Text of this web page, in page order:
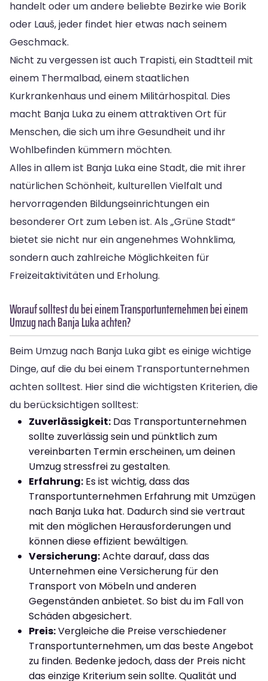
handelt oder um andere beliebte Bezirke wie Borik
oder Lauš, jeder findet hier etwas nach seinem
Geschmack.
Nicht zu vergessen ist auch Trapisti, ein Stadtteil mit
einem Thermalbad, einem staatlichen
Kurkrankenhaus und einem Militärhospital. Dies
macht Banja Luka zu einem attraktiven Ort für
Menschen, die sich um ihre Gesundheit und ihr
Wohlbefinden kümmern möchten.
Alles in allem ist Banja Luka eine Stadt, die mit ihrer
natürlichen Schönheit, kulturellen Vielfalt und
hervorragenden Bildungseinrichtungen ein
besonderer Ort zum Leben ist. Als „Grüne Stadt“
bietet sie nicht nur ein angenehmes Wohnklima,
sondern auch zahlreiche Möglichkeiten für
Freizeitaktivitäten und Erholung.
Worauf solltest du bei einem Transportunternehmen bei einem
Umzug nach Banja Luka achten?
Beim Umzug nach Banja Luka gibt es einige wichtige
Dinge, auf die du bei einem Transportunternehmen
achten solltest. Hier sind die wichtigsten Kriterien, die
du berücksichtigen solltest:
Zuverlässigkeit: Das Transportunternehmen
sollte zuverlässig sein und pünktlich zum
vereinbarten Termin erscheinen, um deinen
Umzug stressfrei zu gestalten.
Erfahrung: Es ist wichtig, dass das
Transportunternehmen Erfahrung mit Umzügen
nach Banja Luka hat. Dadurch sind sie vertraut
mit den möglichen Herausforderungen und
können diese effizient bewältigen.
Versicherung:Achte darauf, dass das
Unternehmen eine Versicherung für den
Transport von Möbeln und anderen
Gegenständen anbietet. So bist du im Fall von
Schäden abgesichert.
Preis:Vergleiche die Preise verschiedener
Transportunternehmen, um das beste Angebot
zu finden. Bedenke jedoch, dass der Preis nicht
das einzige Kriterium sein sollte. Qualität und